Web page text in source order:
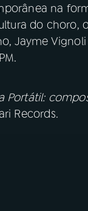
na
do choro,
Jayme
Portátil:
Records.